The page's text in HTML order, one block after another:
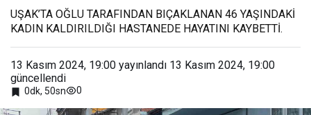
UŞAK’TA OĞLU TARAFINDAN BIÇAKLANAN 46 YAŞINDAKİ
KADIN KALDIRILDIĞI HASTANEDE HAYATINI KAYBETTİ.
13 Kasım 2024, 19:00 yayınlandı 13 Kasım 2024, 19:00
güncellendi
0dk, 50sn 0